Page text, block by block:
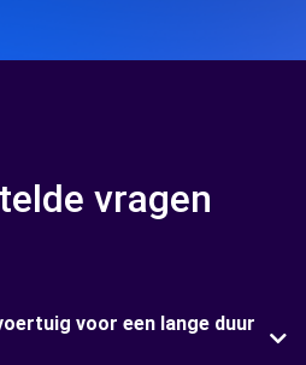
vragen
voor een lange duur